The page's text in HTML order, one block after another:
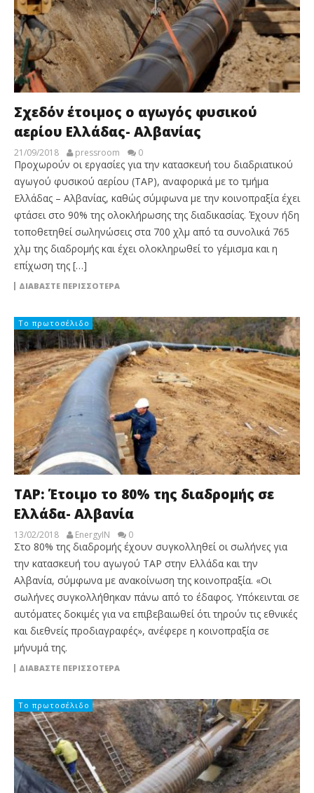
Σχεδόν έτοιμος ο αγωγός φυσικού
αερίου Ελλάδας- Αλβανίας
21/09/2018 pressroom 0
Προχωρούν οι εργασίες για την κατασκευή του διαδριατικού
αγωγού φυσικού αερίου (TAP), αναφορικά με το τμήμα
Ελλάδας – Αλβανίας, καθώς σύμφωνα με την κοινοπραξία έχει
φτάσει στο 90% της ολοκλήρωσης της διαδικασίας. Έχουν ήδη
τοποθετηθεί σωληνώσεις στα 700 χλμ από τα συνολικά 765
χλμ της διαδρομής και έχει ολοκληρωθεί το γέμισμα και η
επίχωση της […]
ΔΙΑΒΆΣΤΕ ΠΕΡΙΣΣΌΤΕΡΑ
Το πρωτοσέλιδο
TAP: Έτοιμο το 80% της διαδρομής σε
Ελλάδα- Αλβανία
13/02/2018 EnergyIN 0
Στο 80% της διαδρομής έχουν συγκολληθεί οι σωλήνες για
την κατασκευή του αγωγού TAP στην Ελλάδα και την
Αλβανία, σύμφωνα με ανακοίνωση της κοινοπραξία. «Οι
σωλήνες συγκολλήθηκαν πάνω από το έδαφος. Υπόκεινται σε
αυτόματες δοκιμές για να επιβεβαιωθεί ότι τηρούν τις εθνικές
και διεθνείς προδιαγραφές», ανέφερε η κοινοπραξία σε
μήνυμά της.
ΔΙΑΒΆΣΤΕ ΠΕΡΙΣΣΌΤΕΡΑ
Το πρωτοσέλιδο